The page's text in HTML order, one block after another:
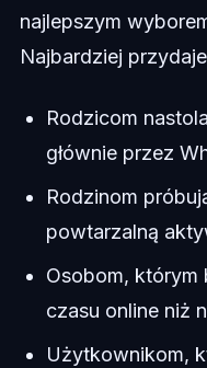
najlepszym
Najbardziej
Rodzicom
głównie przez
Rodzinom
powtarzalną
Osobom, którym
czasu online niż
Użytkownikom,